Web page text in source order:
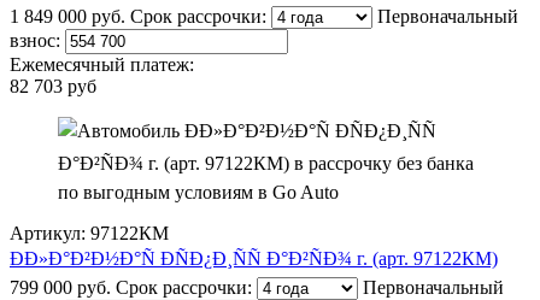
1 849 000 руб. Срок рассрочки:
Первоначальный
взнос:
Ежемесячный платеж:
82 703 руб
Артикул: 97122КМ
ÐÐ»Ð°Ð²Ð½Ð°Ñ ÐÑÐ¿Ð¸ÑÑ Ð°Ð²ÑÐ¾ г. (арт. 97122КМ)
799 000 руб. Срок рассрочки:
Первоначальный